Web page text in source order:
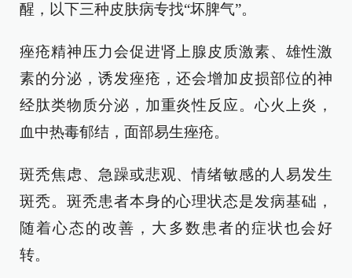
醒，以下三种皮肤病专找“坏脾气”。
痤疮精神压力会促进肾上腺皮质激素、雄性激
素的分泌，诱发痤疮，还会增加皮损部位的神
经肽类物质分泌，加重炎性反应。心火上炎，
血中热毒郁结，面部易生痤疮。
斑秃焦虑、急躁或悲观、情绪敏感的人易发生
斑秃。斑秃患者本身的心理状态是发病基础，
随着心态的改善，大多数患者的症状也会好
转。